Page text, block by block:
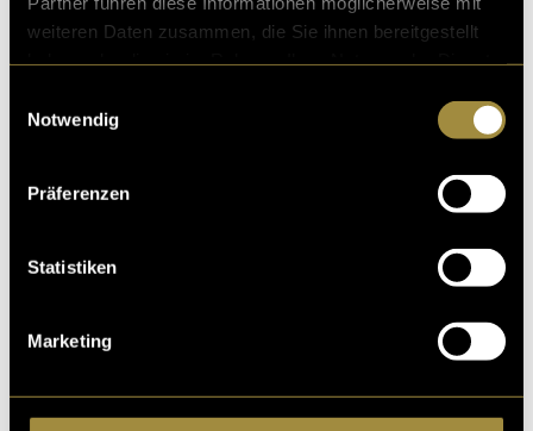
weiteren Daten zusammen, die Sie ihnen bereitgestellt
Notwendig
Präferenzen
Statistiken
Marketing